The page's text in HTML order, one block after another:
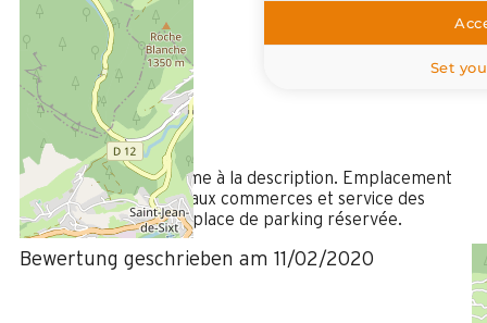
Februar 2020
THIERRY
35 à 50 ans
Femme
/ 5
Hébergement conforme à la description. Emplacement
parfait pour les accès aux commerces et service des
navettes. Manque une place de parking réservée.
Bewertung geschrieben am 11/02/2020
Set